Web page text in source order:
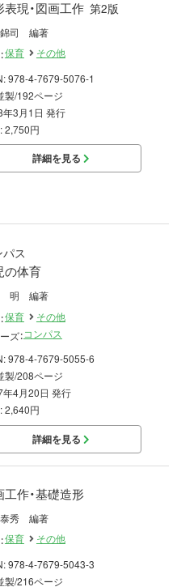
表現・図画工作 第2版
司 編著
保育
その他
978-4-7679-5076-1
製/192ページ
3月1日 発行
2,750円
詳細を見る
パス
の体育
明 編著
保育
その他
ズ：コンパス
978-4-7679-5055-6
製/208ページ
4月20日 発行
2,640円
詳細を見る
工作・基礎造形
秀 編著
保育
その他
978-4-7679-5043-3
製/216ページ